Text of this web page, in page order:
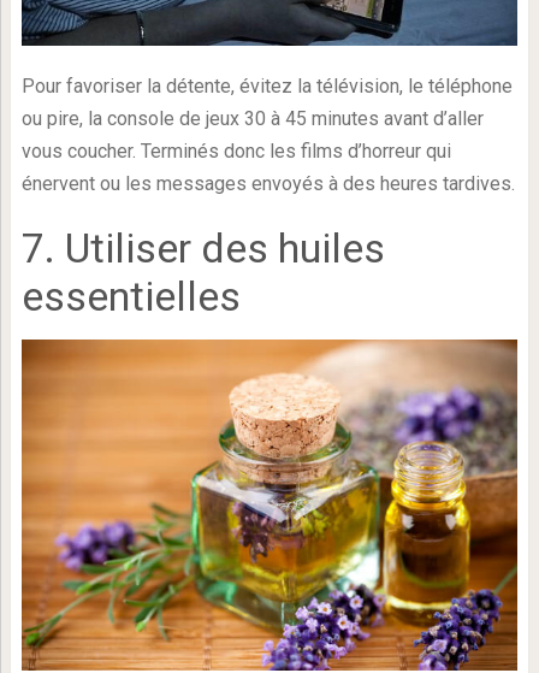
Pour favoriser la détente, évitez la télévision, le téléphone
ou pire, la console de jeux 30 à 45 minutes avant d’aller
vous coucher. Terminés donc les films d’horreur qui
énervent ou les messages envoyés à des heures tardives.
7. Utiliser des huiles
essentielles